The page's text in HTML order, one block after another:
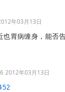
年03月13日
也胃病缠身，能否
2012年03月13日